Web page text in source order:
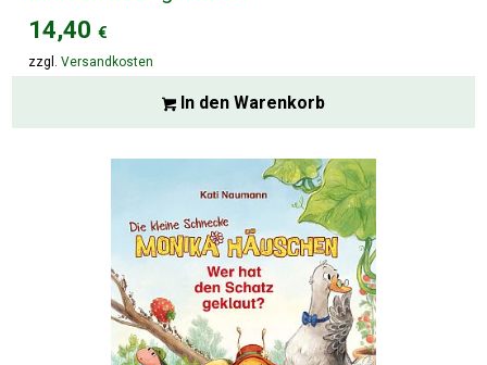
14,40€
zzgl.Versandkosten
In den Warenkorb